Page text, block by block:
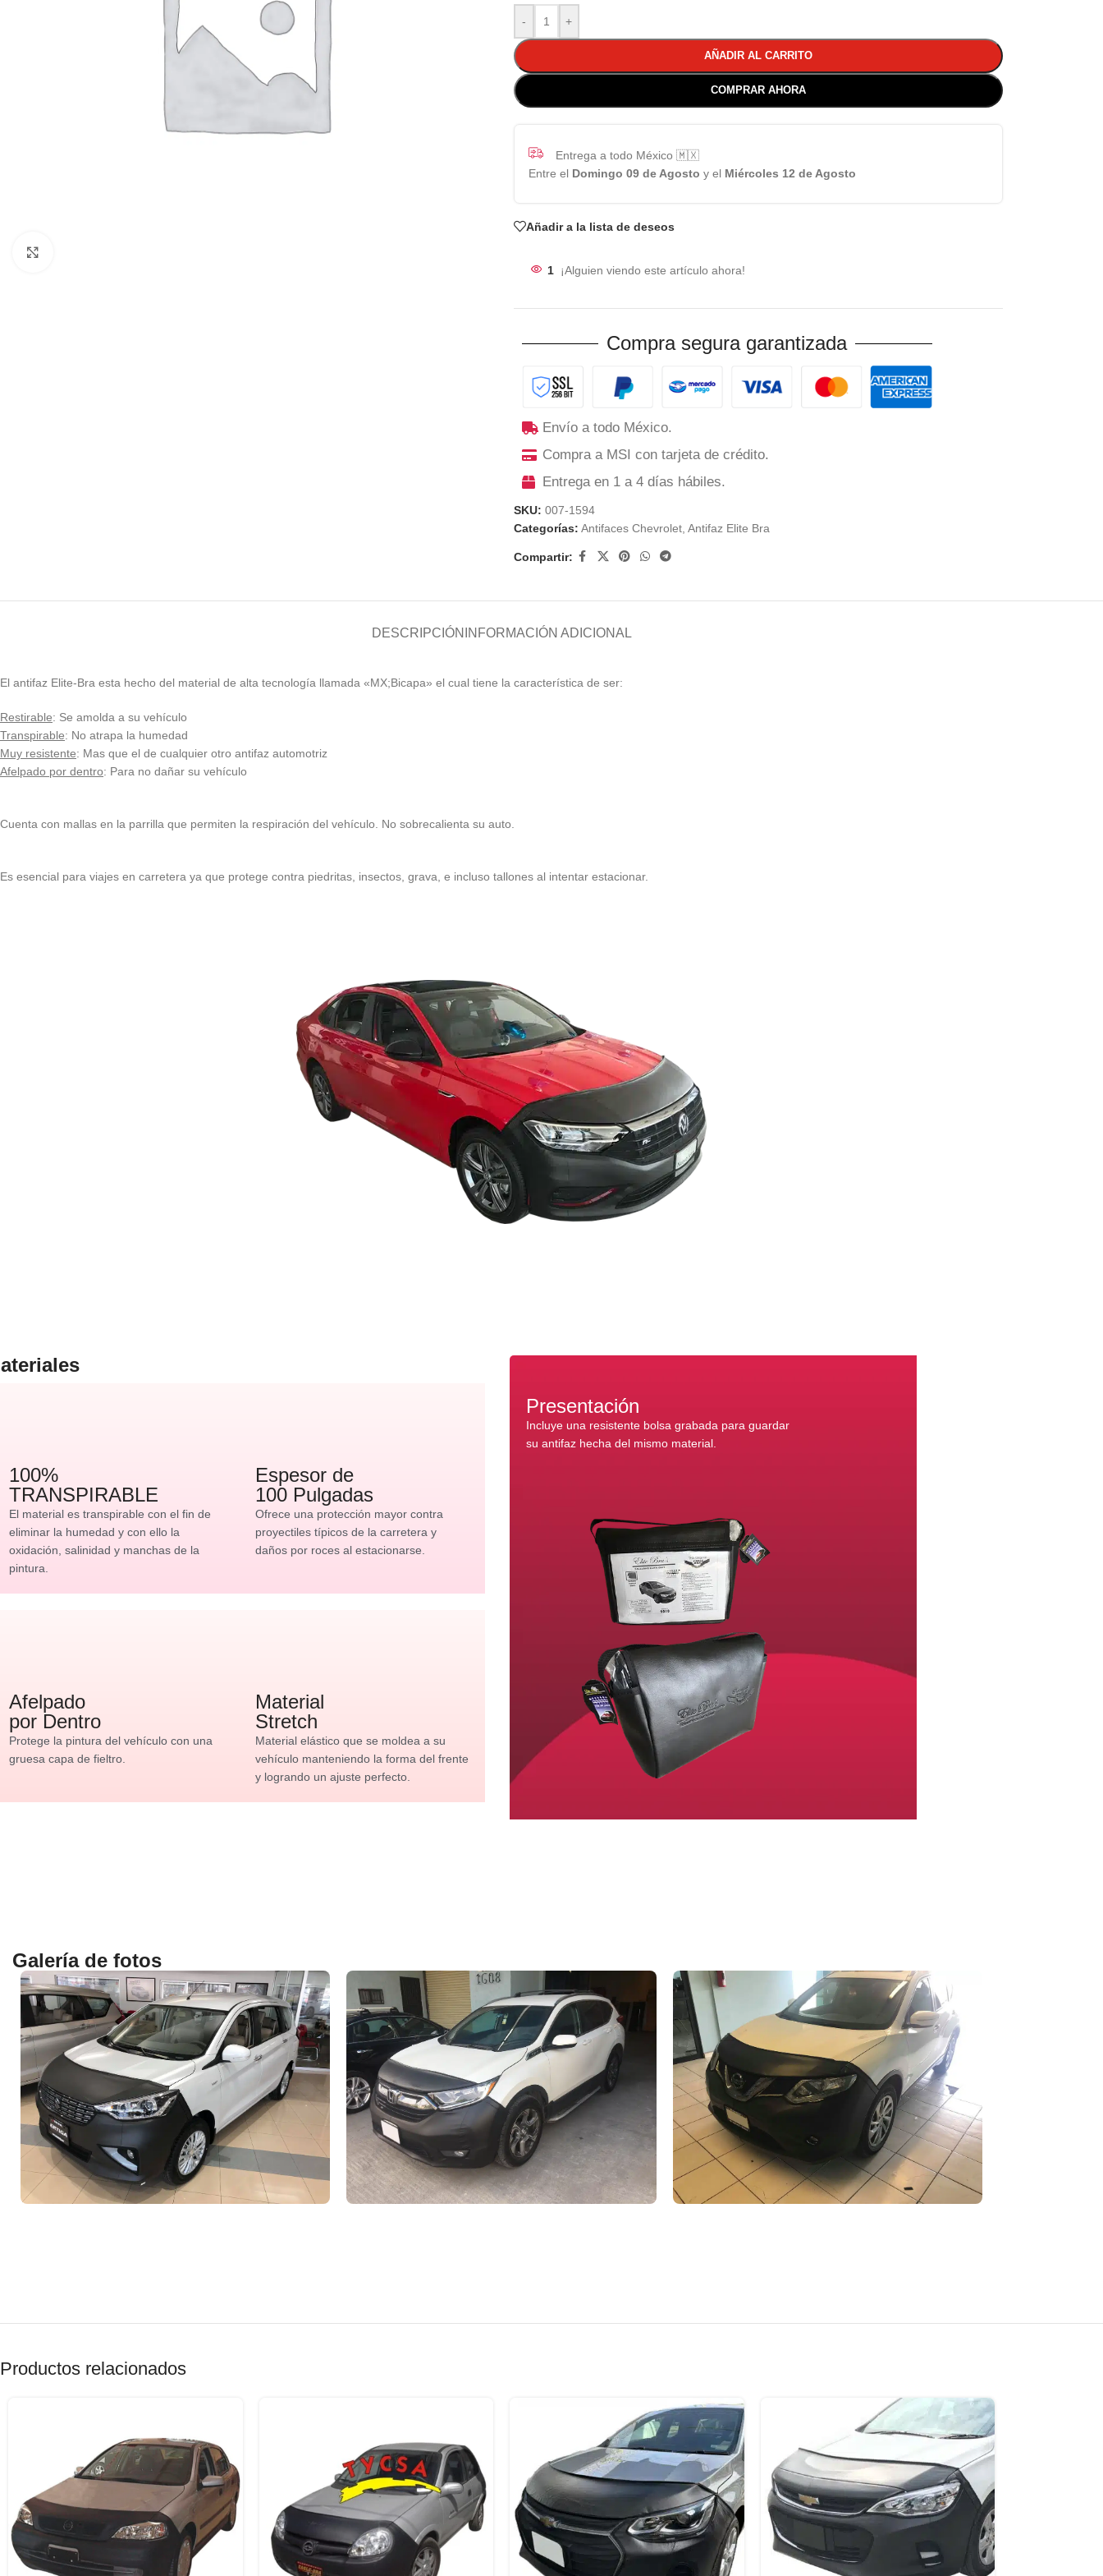
- +
AÑADIR AL CARRITO
COMPRAR AHORA
Entrega a todo México 🇲🇽
Entre el Domingo 09 de Agosto y el Miércoles 12 de Agosto
Añadir a la lista de deseos
1 ¡Alguien viendo este artículo ahora!
Compra segura garantizada
Envío a todo México.
Compra a MSI con tarjeta de crédito.
Entrega en 1 a 4 días hábiles.
SKU: 007-1594
Categorías: Antifaces Chevrolet, Antifaz Elite Bra
Compartir:
DESCRIPCIÓN INFORMACIÓN ADICIONAL
El antifaz Elite-Bra esta hecho del material de alta tecnología llamada «MX;Bicapa» el cual tiene la característica de ser:
Restirable: Se amolda a su vehículo
Transpirable: No atrapa la humedad
Muy resistente: Mas que el de cualquier otro antifaz automotriz
Afelpado por dentro: Para no dañar su vehículo
Cuenta con mallas en la parrilla que permiten la respiración del vehículo. No sobrecalienta su auto.
Es esencial para viajes en carretera ya que protege contra piedritas, insectos, grava, e incluso tallones al intentar estacionar.
100%
TRANSPIRABLE
El material es transpirable con el fin de
eliminar la humedad y con ello la
oxidación, salinidad y manchas de la
pintura.
Espesor de
100 Pulgadas
Ofrece una protección mayor contra
proyectiles típicos de la carretera y
daños por roces al estacionarse.
Afelpado
por Dentro
Protege la pintura del vehículo con una
gruesa capa de fieltro.
Material
Stretch
Material elástico que se moldea a su
vehículo manteniendo la forma del frente
y logrando un ajuste perfecto.
Presentación
Incluye una resistente bolsa grabada para guardar
su antifaz hecha del mismo material.
Galería de fotos
Productos relacionados